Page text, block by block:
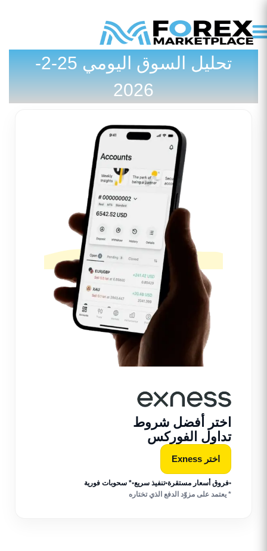
تحليل السوق اليومي 25-2-
2026
اختر أفضل شروط
تداول الفوركس
اختر Exness
•فروق أسعار مستقرة•تنفيذ سريع•* سحوبات فورية
* يعتمد على مزوّد الدفع الذي تختاره